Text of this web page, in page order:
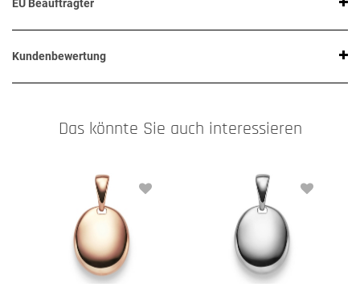
EU Beauftragter
Kundenbewertung
Das könnte Sie auch interessieren